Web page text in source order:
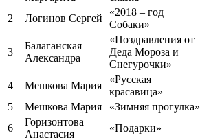
2 Логинов Сергей
«2018 – год
Собаки»
3
Балаганская
Александра
«Поздравления от
Деда Мороза и
Снегурочки»
4 Мешкова Мария
«Русская
красавица»
5
Мешкова Мария «Зимняя прогулка»
6
Горизонтова
Анастасия
«Подарки»